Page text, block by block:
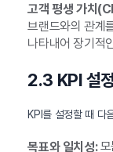
고객 평생 가치
브랜드와의 관계
나타내어 장기적
2.3 KPI 설
KPI를 설정할 때 다
목표와 일치성:모